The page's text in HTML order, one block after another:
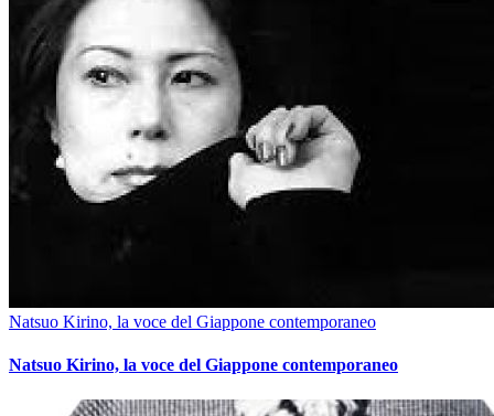
Natsuo Kirino, la voce del Giappone contemporaneo
Natsuo Kirino, la voce del Giappone contemporaneo